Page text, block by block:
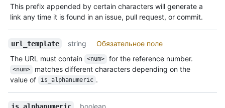
This prefix appended by certain characters will generate a
link any time it is found in an issue, pull request, or commit.
url_template string
Обязательное поле
The URL must contain
<num> for the reference number.
<num>
matches different characters depending on the
value of
is_alphanumeric .
is_alphanumeric
boolean